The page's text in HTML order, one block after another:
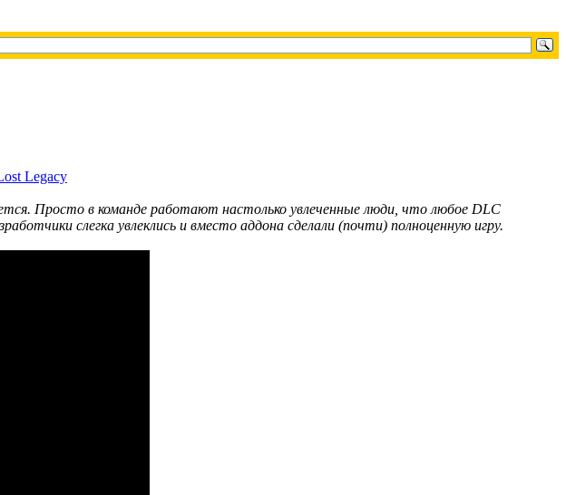
Просто в команде работают настолько увлеченные люди, что любое DLC
слегка увлеклись и вместо аддона сделали (почти) полноценную игру.